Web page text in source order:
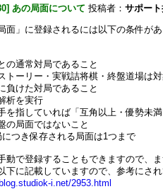
あの局面について 投稿者： サポート
面」に登録されるには以下の条件が
の通常対局であること
トーリー・実戦詰将棋・終盤道場は
負けた対局であること
析を実行
を指していれば「互角以上・優勢未
の局面ではないこと
につき保存される局面は1つまで
動で登録することもできますので、
下に記載していますので、参考にされ
i.net/2953.html